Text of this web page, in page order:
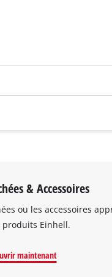
& Accessoires
ou les accessoires
produits Einhell.
maintenant